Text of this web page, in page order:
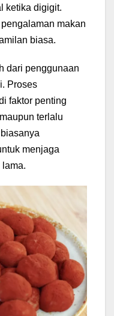
ketika digigit.
makan
biasa.
dari penggunaan
Proses
faktor penting
terlalu
menjaga
lama.